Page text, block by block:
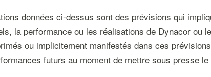
données ci-dessus sont des prévisions qui
la performance ou les réalisations de Dynacor ou
ou implicitement manifestés dans ces
futurs au moment de mettre sous presse